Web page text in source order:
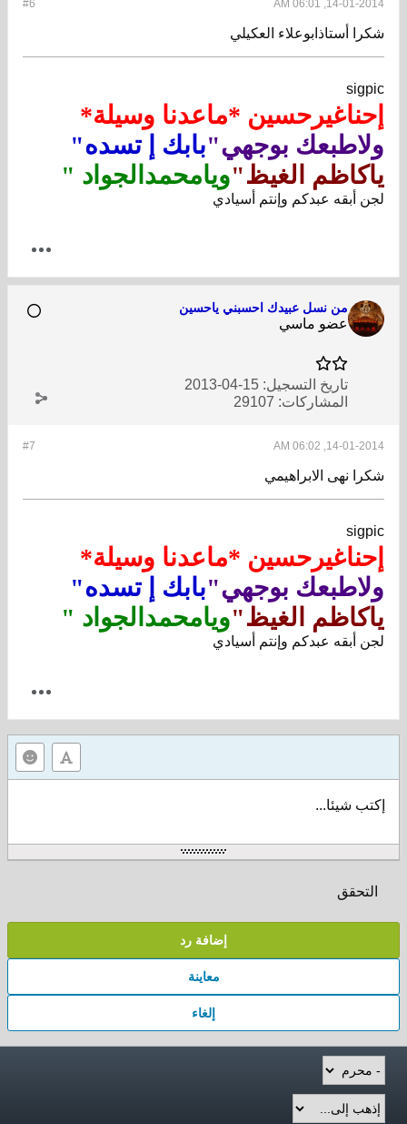
#6 14-01-2014, 06:01 AM
شكرا أستاذابوعلاء العكيلي
sigpic
إحناغيرحسين *ماعدنا وسيلة*
ولاطبعك بوجهي"بابك إ تسده"
ياكاظم الغيظ"ويامحمدالجواد "
لجن أبقه عبدكم وإنتم أسيادي
من نسل عبيدك احسبني ياحسين
عضو ماسي
تاريخ التسجيل: 15-04-2013
المشاركات: 29107
#7 14-01-2014, 06:02 AM
شكرا نهى الابراهيمي
sigpic
إحناغيرحسين *ماعدنا وسيلة*
ولاطبعك بوجهي"بابك إ تسده"
ياكاظم الغيظ"ويامحمدالجواد "
لجن أبقه عبدكم وإنتم أسيادي
إكتب شيئا...
التحقق
إضافة رد
معاينة
إلغاء